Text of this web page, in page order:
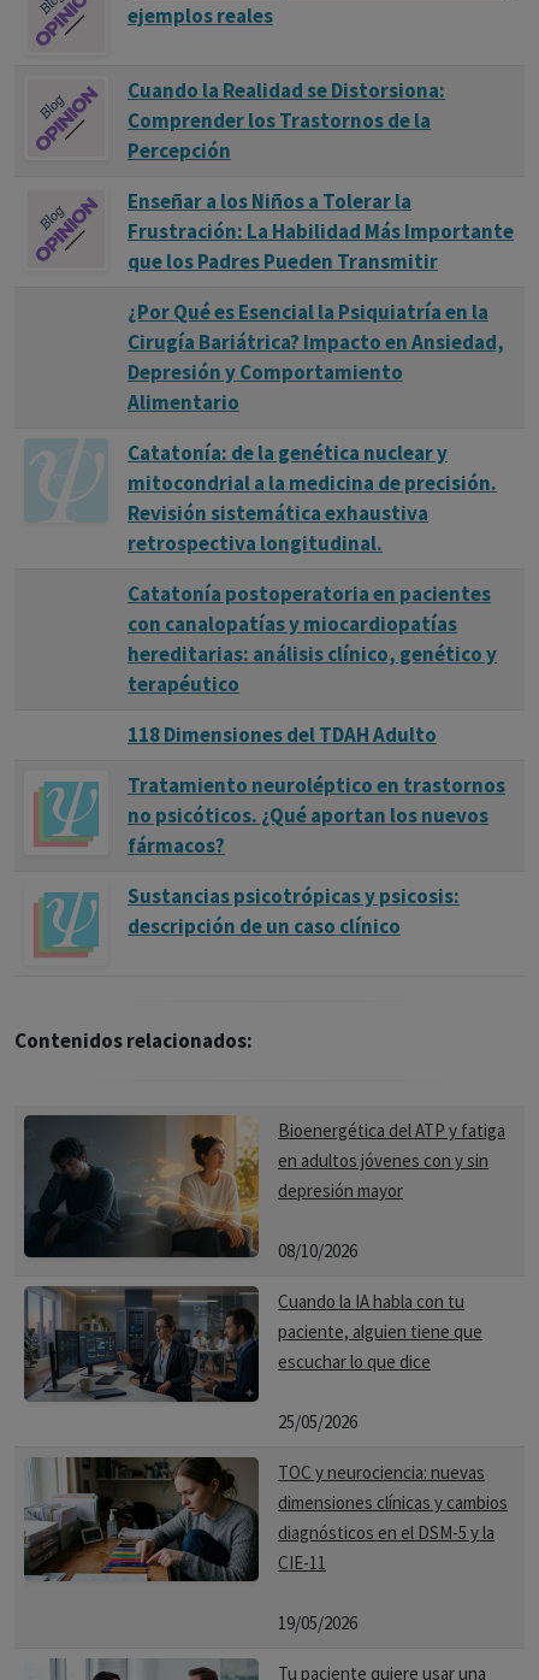
ejemplos reales
Cuando la Realidad se Distorsiona:
Comprender los Trastornos de la
Percepción
Enseñar a los Niños a Tolerar la
Frustración: La Habilidad Más Importante
que los Padres Pueden Transmitir
¿Por Qué es Esencial la Psiquiatría en la
Cirugía Bariátrica? Impacto en Ansiedad,
Depresión y Comportamiento
Alimentario
Catatonía: de la genética nuclear y
mitocondrial a la medicina de precisión.
Revisión sistemática exhaustiva
retrospectiva longitudinal.
Catatonía postoperatoria en pacientes
con canalopatías y miocardiopatías
hereditarias: análisis clínico, genético y
terapéutico
118 Dimensiones del TDAH Adulto
Tratamiento neuroléptico en trastornos
no psicóticos. ¿Qué aportan los nuevos
fármacos?
Sustancias psicotrópicas y psicosis:
descripción de un caso clínico
Contenidos relacionados:
Bioenergética del ATP y fatiga
en adultos jóvenes con y sin
depresión mayor
08/10/2026
Cuando la IA habla con tu
paciente, alguien tiene que
escuchar lo que dice
25/05/2026
TOC y neurociencia: nuevas
dimensiones clínicas y cambios
diagnósticos en el DSM-5 y la
CIE-11
19/05/2026
Tu paciente quiere usar una